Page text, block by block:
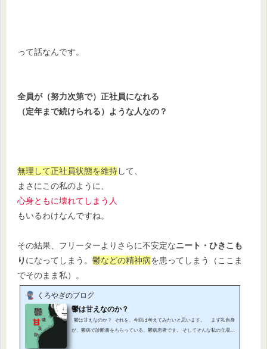
って話なんです。
全員が（努力次第で）正社員になれる
（定年まで続けられる）ような人なの？
無理して正社員状態を維持して、
まさにこの私のように、
心身ともに壊れてしまう人
もいるわけなんですね。
その結果、フリーターよりさらに不安定なニート・ひきこも
り になってしまう。 鬱などの精神病を患ってしまう（ここま
でそのまま私）。
くろやぎのブログ
鬱は甘えなのか？
鬱は甘えなのか？ それを、今回は考えてみたいと思います。 まず私自身
が、鬱病で診断書をもらっている、鬱病患者です。 そしてそんな私の立場か